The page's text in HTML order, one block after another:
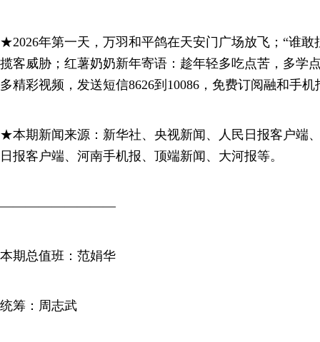
★2026年第一天，万羽和平鸽在天安门广场放飞；“谁敢
揽客威胁；红薯奶奶新年寄语：趁年轻多吃点苦，多
多精彩视频，发送短信8626到10086，免费订阅融和手机
★本期新闻来源：新华社、央视新闻、人民日报客户端
日报客户端、河南手机报、顶端新闻、大河报等。
—————————
本期总值班：范娟华
统筹：周志武